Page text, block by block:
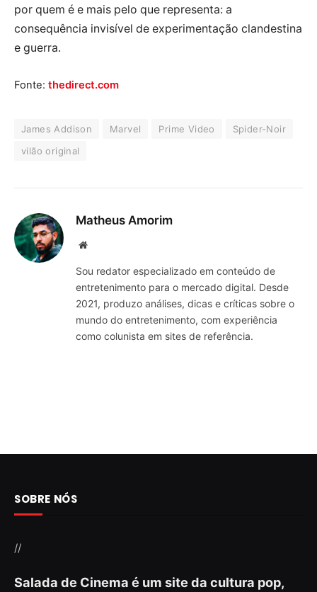
por quem é e mais pelo que representa: a
consequência invisível de experimentação clandestina
e guerra.
Fonte: thedirect.com
James Addison Marvel Prime Video
Spider-Noir
vilão original
Matheus Amorim
Website
Sou redator especializado em conteúdo de
entretenimento para o mercado digital. Desde
2021, produzo análises, dicas e críticas sobre o
mundo do entretenimento, com experiência
como colunista em sites de referência.
SOBRE NÓS
//
Salada de Cinema é um site da cultura pop,